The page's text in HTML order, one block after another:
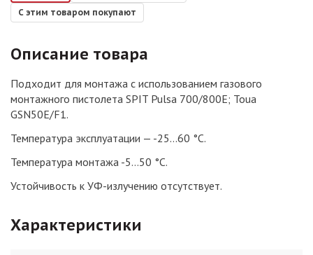
С этим товаром покупают
Описание товара
Подходит для монтажа с использованием газового
монтажного пистолета SPIT Pulsa 700/800E; Toua
GSN50E/F1.
Температура эксплуатации — -25…60 °C.
Температура монтажа -5…50 °C.
Устойчивость к УФ-излучению отсутствует.
Характеристики